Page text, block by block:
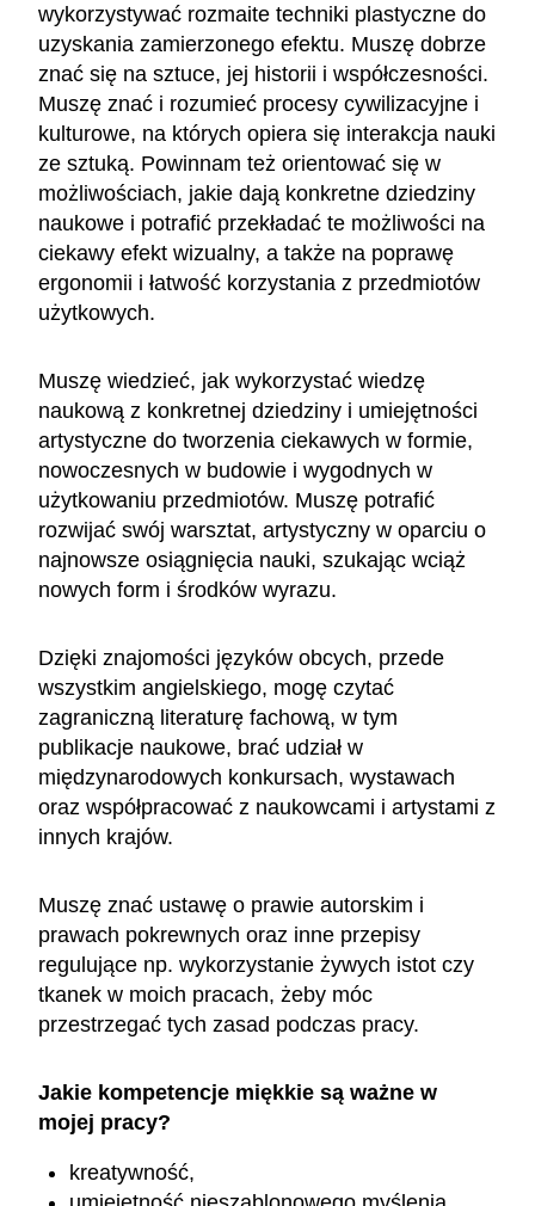
wykorzystywać rozmaite techniki plastyczne do
uzyskania zamierzonego efektu. Muszę dobrze
znać się na sztuce, jej historii i współczesności.
Muszę znać i rozumieć procesy cywilizacyjne i
kulturowe, na których opiera się interakcja nauki
ze sztuką. Powinnam też orientować się w
możliwościach, jakie dają konkretne dziedziny
naukowe i potrafić przekładać te możliwości na
ciekawy efekt wizualny, a także na poprawę
ergonomii i łatwość korzystania z przedmiotów
użytkowych.
Muszę wiedzieć, jak wykorzystać wiedzę
naukową z konkretnej dziedziny i umiejętności
artystyczne do tworzenia ciekawych w formie,
nowoczesnych w budowie i wygodnych w
użytkowaniu przedmiotów. Muszę potrafić
rozwijać swój warsztat, artystyczny w oparciu o
najnowsze osiągnięcia nauki, szukając wciąż
nowych form i środków wyrazu.
Dzięki znajomości języków obcych, przede
wszystkim angielskiego, mogę czytać
zagraniczną literaturę fachową, w tym
publikacje naukowe, brać udział w
międzynarodowych konkursach, wystawach
oraz współpracować z naukowcami i artystami z
innych krajów.
Muszę znać ustawę o prawie autorskim i
prawach pokrewnych oraz inne przepisy
regulujące np. wykorzystanie żywych istot czy
tkanek w moich pracach, żeby móc
przestrzegać tych zasad podczas pracy.
Jakie kompetencje miękkie są ważne w
mojej pracy?
kreatywność,